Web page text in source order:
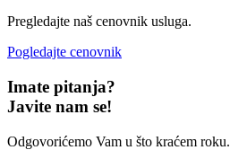
Pregledajte naš cenovnik usluga.
Pogledajte cenovnik
Imate pitanja?
Javite nam se!
Odgovorićemo Vam u što kraćem roku.